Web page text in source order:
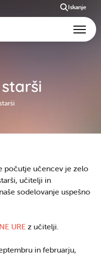
počutje učencev je zelo
učitelji in
sodelovanje uspešno
URE z učitelji.
in februarju,
Iskanje